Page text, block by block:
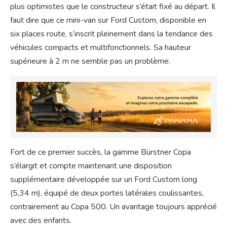
plus optimistes que le constructeur s’était fixé au départ. Il
faut dire que ce mini-van sur Ford Custom, disponible en
six places route, s’inscrit pleinement dans la tendance des
véhicules compacts et multifonctionnels. Sa hauteur
supérieure à 2 m ne semble pas un problème.
Fort de ce premier succès, la gamme Bürstner Copa
s’élargit et compte maintenant une disposition
supplémentaire développée sur un Ford Custom long
(5,34 m), équipé de deux portes latérales coulissantes,
contrairement au Copa 500. Un avantage toujours apprécié
avec des enfants.